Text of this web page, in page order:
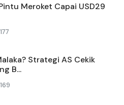
Meroket Capai USD29
177
Strategi AS Cekik
B...
169